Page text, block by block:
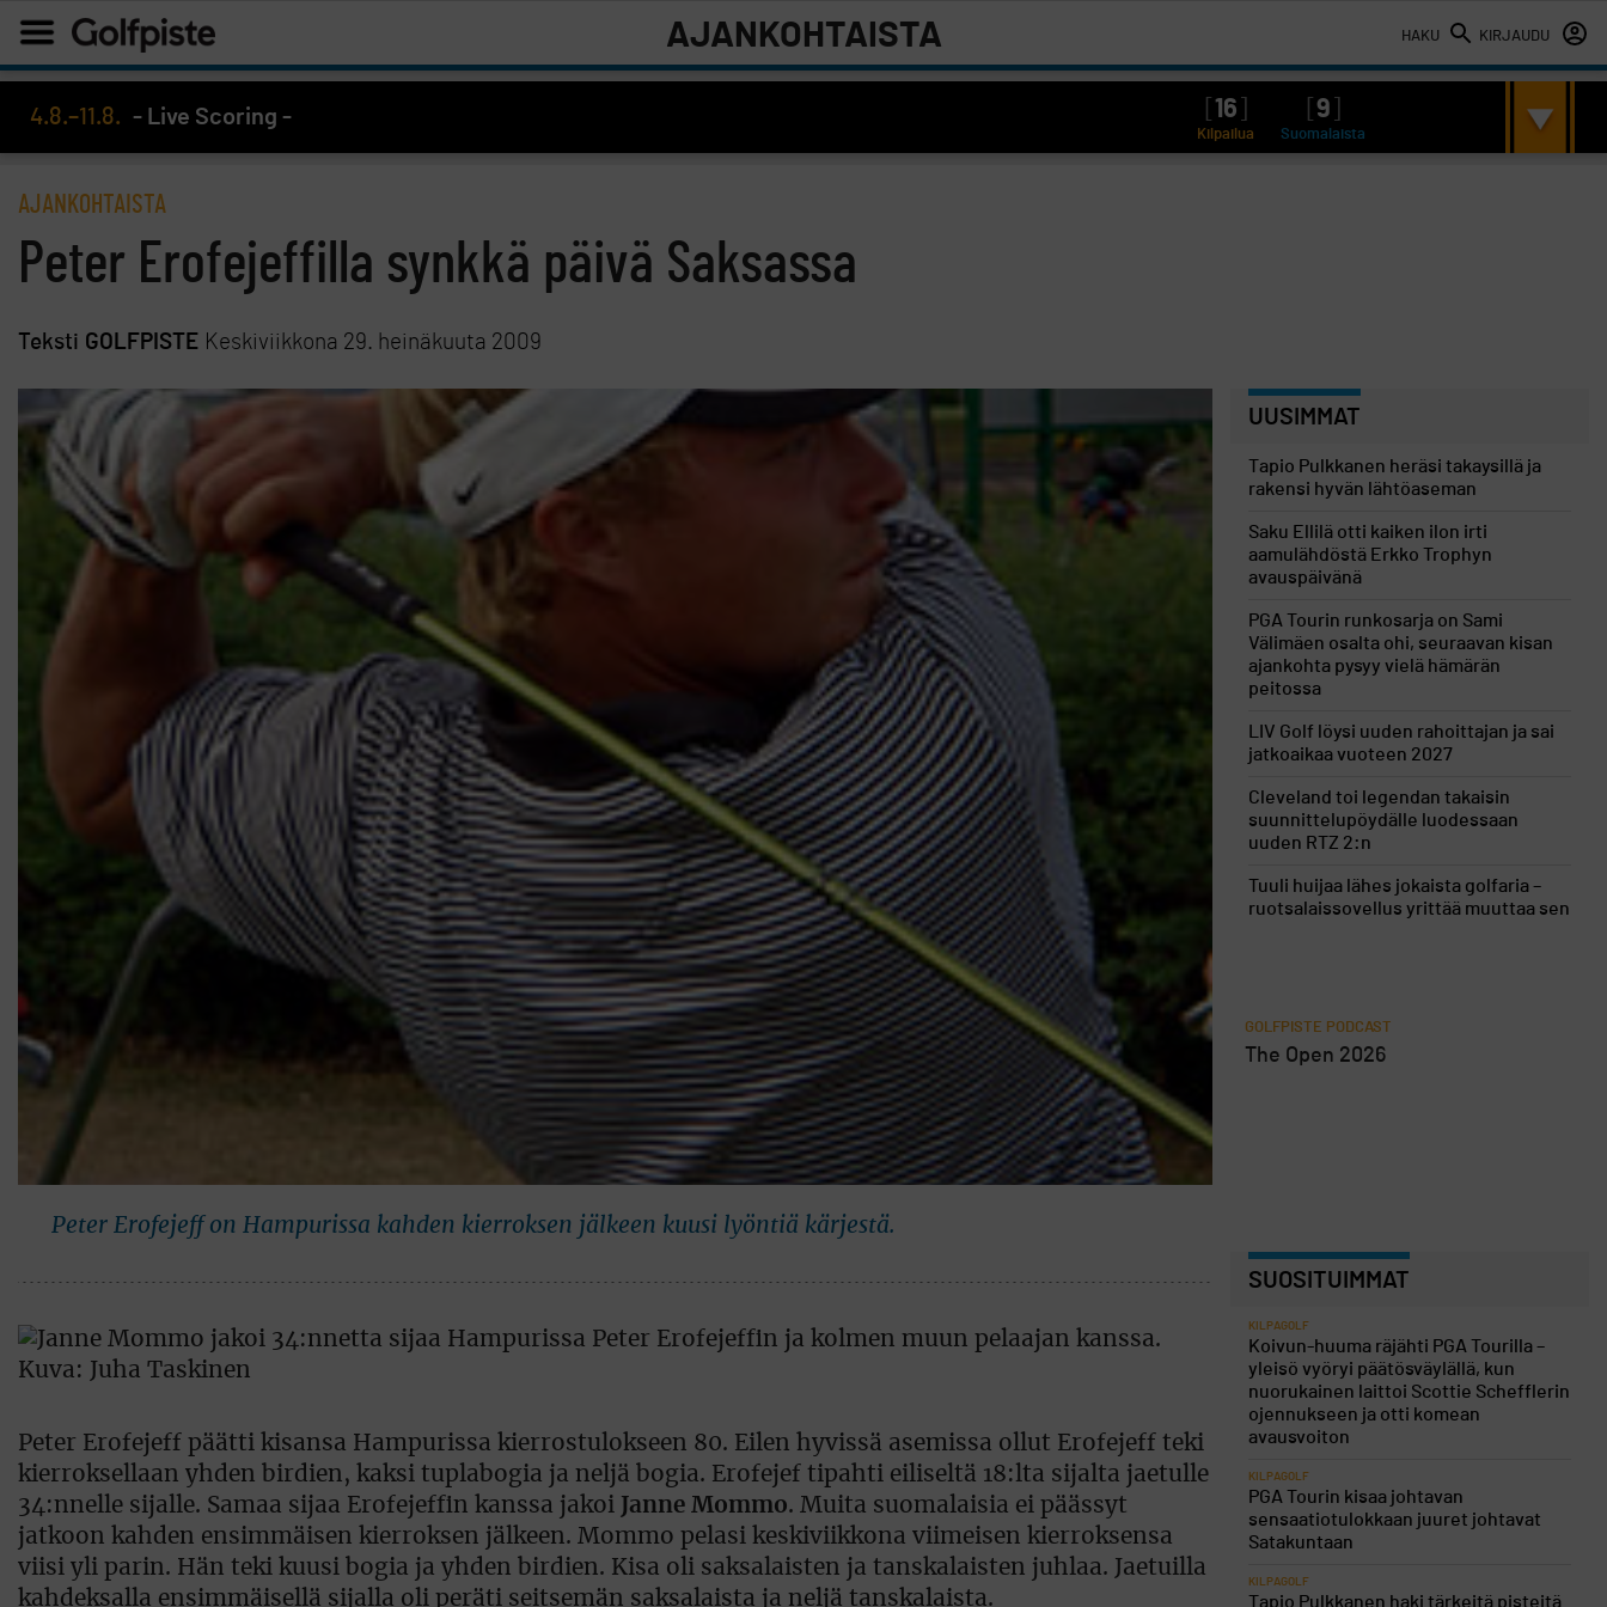
HAKU KIRJAUDU
AJANKOHTAISTA
4.8.–11.8. - Live Scoring - 16 9
Kilpailua Suomalaista
AJANKOHTAISTA
Peter Erofejeffilla synkkä päivä Saksassa
Teksti GOLFPISTE Keskiviikkona 29. heinäkuuta 2009
Peter Erofejeff on Hampurissa kahden kierroksen jälkeen kuusi lyöntiä kärjestä.
Peter Erofejeff päätti kisansa Hampurissa kierrostulokseen 80. Eilen hyvissä asemissa ollut Erofejeff teki
kierroksellaan yhden birdien, kaksi tuplabogia ja neljä bogia. Erofejef tipahti eiliseltä 18:lta sijalta jaetulle
34:nnelle sijalle. Samaa sijaa Erofejeffin kanssa jakoi
Janne Mommo. Muita suomalaisia ei päässyt
jatkoon kahden ensimmäisen kierroksen jälkeen. Mommo pelasi keskiviikkona viimeisen kierroksensa
viisi yli parin. Hän teki kuusi bogia ja yhden birdien. Kisa oli saksalaisten ja tanskalaisten juhlaa. Jaetuilla
kahdeksalla ensimmäisellä sijalla oli peräti seitsemän saksalaista ja neljä tanskalaista.
UUSIMMAT
Tapio Pulkkanen heräsi takaysillä ja
rakensi hyvän lähtöaseman
Saku Ellilä otti kaiken ilon irti
aamulähdöstä Erkko Trophyn
avauspäivänä
PGA Tourin runkosarja on Sami
Välimäen osalta ohi, seuraavan kisan
ajankohta pysyy vielä hämärän
peitossa
LIV Golf löysi uuden rahoittajan ja sai
jatkoaikaa vuoteen 2027
Cleveland toi legendan takaisin
suunnittelupöydälle luodessaan
uuden RTZ 2:n
Tuuli huijaa lähes jokaista golfaria –
ruotsalaissovellus yrittää muuttaa sen
GOLFPISTE PODCAST
The Open 2026
SUOSITUIMMAT
KILPAGOLF
Koivun-huuma räjähti PGA Tourilla –
yleisö vyöryi päätösväylällä, kun
nuorukainen laittoi Scottie Schefflerin
ojennukseen ja otti komean
avausvoiton
KILPAGOLF
PGA Tourin kisaa johtavan
sensaatiotulokkaan juuret johtavat
Satakuntaan
KILPAGOLF
Tapio Pulkkanen haki tärkeitä pisteitä